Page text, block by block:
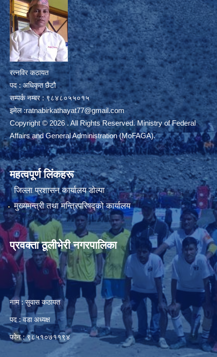
रत्नविर कठायत
पद : अधिकृत छैटौ
सम्पर्क नम्बर : ९८४८०५५०१५
इमेल :ratnabirkathayat77@gmail.com
Copyright © 2026 . All Rights Reserved. Ministry of Federal
Affairs and General Administration (MoFAGA).
महत्वपूर्ण लिंकहरू
जिल्ला प्रशासन कार्यालय डाेल्पा
मुख्यमन्त्री तथा मन्त्रिपरिषद्को कार्यालय
प्रवक्ता ठूलीभेरी नगरपालिका
नाम : सुवास कठायत
पद : वडा अध्यक्ष
फोन : ९८५१०७११९४